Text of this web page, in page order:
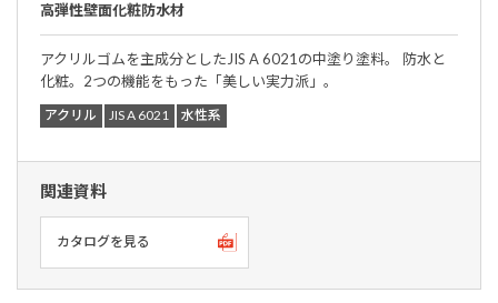
高弾性壁面化粧防水材
アクリルゴムを主成分としたJIS A 6021の中塗り塗料。 防水と
化粧。2つの機能をもった「美しい実力派」。
アクリル JIS A 6021 水性系
関連資料
カタログを見る